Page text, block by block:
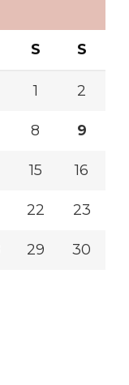
S S
1 2
8 9
15 16
22 23
29 30